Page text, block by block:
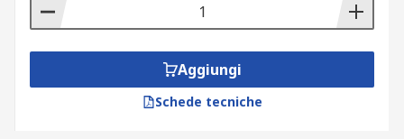
Aggiungi
Schede tecniche